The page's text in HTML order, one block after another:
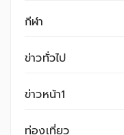
กีฬา
ข่าวทั่วไป
ข่าวหน้า1
ท่องเที่ยว